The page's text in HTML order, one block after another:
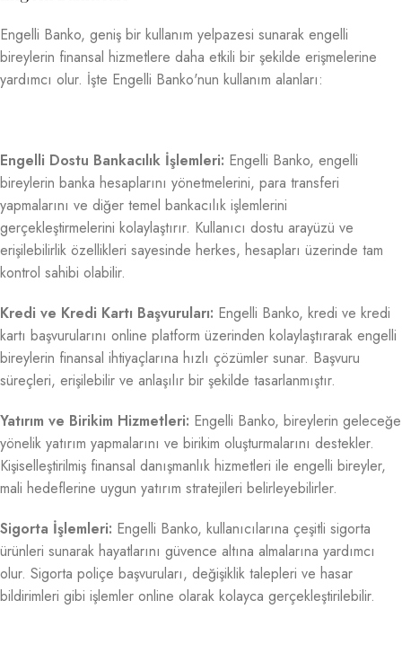
Engelli Banko, geniş bir kullanım yelpazesi sunarak engelli
bireylerin finansal hizmetlere daha etkili bir şekilde erişmelerine
yardımcı olur. İşte Engelli Banko'nun kullanım alanları:
Engelli Dostu Bankacılık İşlemleri: Engelli Banko, engelli
bireylerin banka hesaplarını yönetmelerini, para transferi
yapmalarını ve diğer temel bankacılık işlemlerini
gerçekleştirmelerini kolaylaştırır. Kullanıcı dostu arayüzü ve
erişilebilirlik özellikleri sayesinde herkes, hesapları üzerinde tam
kontrol sahibi olabilir.
Kredi ve Kredi Kartı Başvuruları: Engelli Banko, kredi ve kredi
kartı başvurularını online platform üzerinden kolaylaştırarak engelli
bireylerin finansal ihtiyaçlarına hızlı çözümler sunar. Başvuru
süreçleri, erişilebilir ve anlaşılır bir şekilde tasarlanmıştır.
Yatırım ve Birikim Hizmetleri: Engelli Banko, bireylerin geleceğe
yönelik yatırım yapmalarını ve birikim oluşturmalarını destekler.
Kişiselleştirilmiş finansal danışmanlık hizmetleri ile engelli bireyler,
mali hedeflerine uygun yatırım stratejileri belirleyebilirler.
Sigorta İşlemleri: Engelli Banko, kullanıcılarına çeşitli sigorta
ürünleri sunarak hayatlarını güvence altına almalarına yardımcı
olur. Sigorta poliçe başvuruları, değişiklik talepleri ve hasar
bildirimleri gibi işlemler online olarak kolayca gerçekleştirilebilir.